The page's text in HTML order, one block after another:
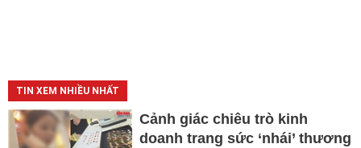
TIN XEM NHIỀU NHẤT
Cảnh giác chiêu trò kinh
doanh trang sức ‘nhái’ thương